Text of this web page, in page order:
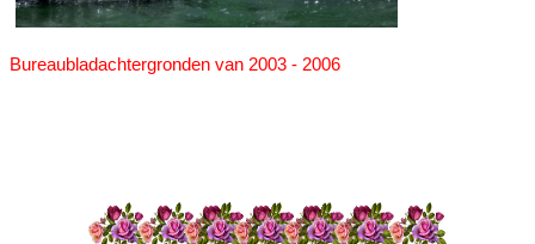
Bureaubladachtergronden van 2003 - 2006